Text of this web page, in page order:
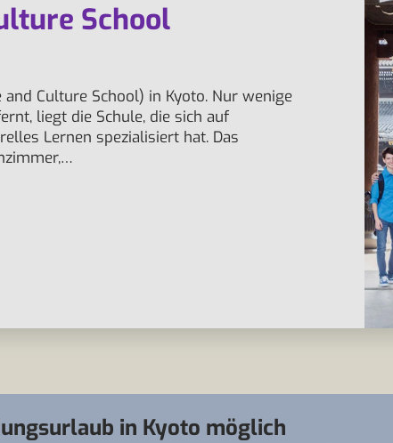
School
Culture School) in Kyoto. Nur wenige
liegt die Schule, die sich auf
Lernen spezialisiert hat. Das
in Kyoto möglich